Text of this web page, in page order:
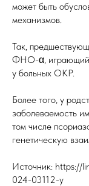
может быть
механизмов.
Так,
ФНО-α, играющий
у больных ОКР.
Более того, у
заболеваемость
том числе
генетическую
Источник: https://
024-03112-y